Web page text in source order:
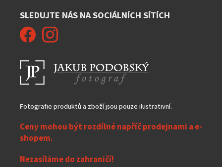
SLEDUJTE NÁS NA SOCIÁLNÍCH SÍTÍCH
Fotografie produktů a zboží jsou pouze ilustrativní.
Ceny mohou být rozdílné napříč prodejnami a e-
shopem.
Nezasíláme do zahraničí!